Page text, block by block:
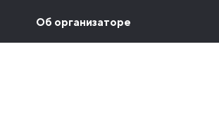
Об организаторе